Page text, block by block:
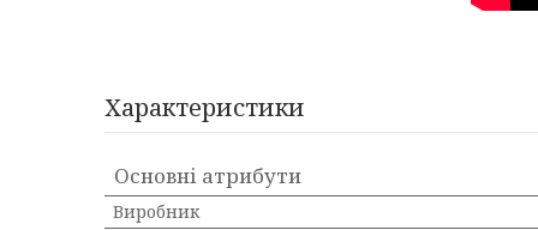
Характеристики
Основні атрибути
Виробник